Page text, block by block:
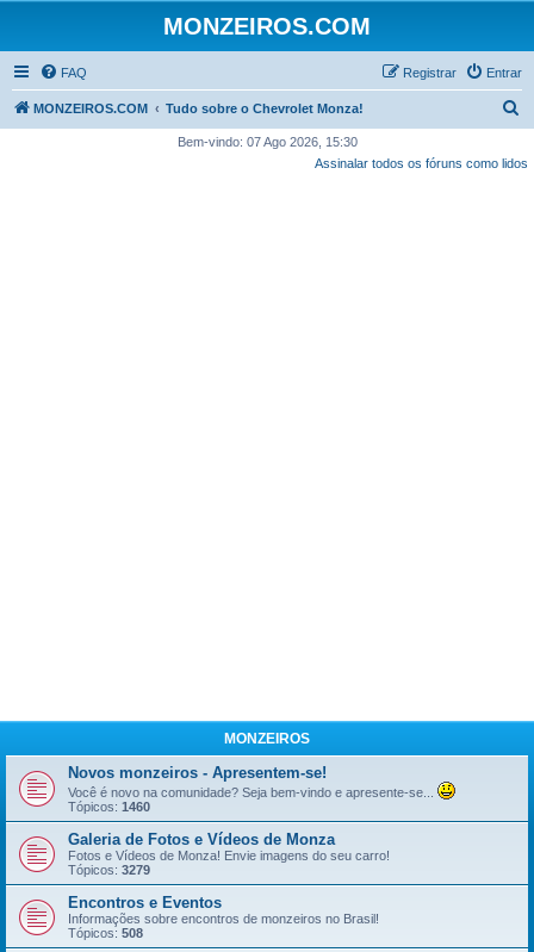
MONZEIROS.COM
FAQ Entrar
Registrar
MONZEIROS.COM Tudo sobre o Chevrolet Monza!
s
Bem-vindo: 07 Ago 2026, 15:30
Assinalar todos os fóruns como lidos
MONZEIROS
Novos monzeiros - Apresentem-se!
Você é novo na comunidade? Seja bem-vindo e apresente-se...
Tópicos: 1460
Galeria de Fotos e Vídeos de Monza
Fotos e Vídeos de Monza! Envie imagens do seu carro!
Tópicos: 3279
Encontros e Eventos
Informações sobre encontros de monzeiros no Brasil!
Tópicos: 508